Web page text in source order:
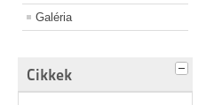
Galéria
Cikkek